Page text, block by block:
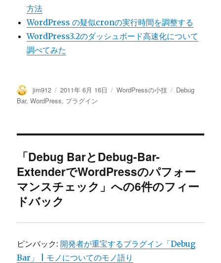
方法
WordPress の疑似cronの実行時間を調整する
WordPress3.2のダッシュボード高速化について
調べてみた
投
稿
jim912
投
稿
2011年 6月 16日
カ
WordPressの小技
タ
Debug
Bar,WordPress, プラグイン
「Debug BarとDebug-Bar-
ExtenderでWordPressのパフォー
マンスチェック」への6件のフィー
ドバック
ピンバック: 開発者が重宝するプラグイン「Debug
Bar」 | モノについてのモノ語り